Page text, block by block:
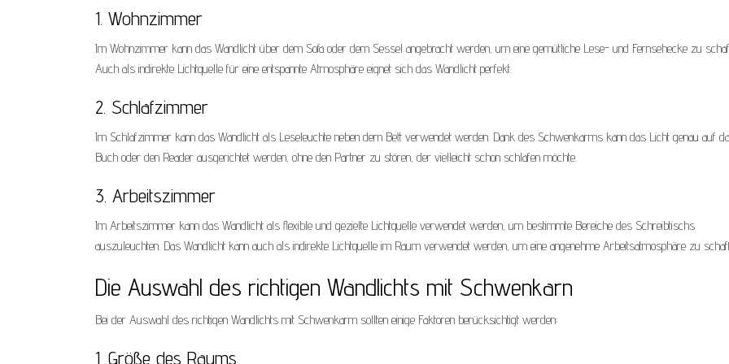
1. Wohnzimmer
Im Wohnzimmer kann das Wandlicht über dem Sofa oder dem Sessel angebracht werden, um eine gemütliche Lese- und Fernsehecke zu
Auch als indirekte Lichtquelle für eine entspannte Atmosphäre eignet sich das Wandlicht perfekt.
2. Schlafzimmer
Im Schlafzimmer kann das Wandlicht als Leseleuchte neben dem Bett verwendet werden. Dank des Schwenkarms kann das Licht genau auf
Buch oder den Reader ausgerichtet werden, ohne den Partner zu stören, der vielleicht schon schlafen möchte.
3. Arbeitszimmer
Im Arbeitszimmer kann das Wandlicht als flexible und gezielte Lichtquelle verwendet werden, um bestimmte Bereiche des Schreibtischs
auszuleuchten. Das Wandlicht kann auch als indirekte Lichtquelle im Raum verwendet werden, um eine angenehme Arbeitsatmosphäre zu
Die Auswahl des richtigen Wandlichts mit Schwenkarn
Bei der Auswahl des richtigen Wandlichts mit Schwenkarm sollten einige Faktoren berücksichtigt werden:
1. Größe des Raums